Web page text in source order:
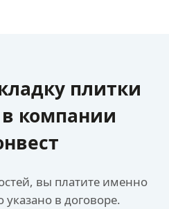
плитки
компании
вы платите именно
указано в договоре.